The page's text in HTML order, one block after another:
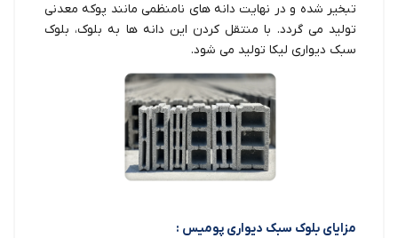
تبخیر شده و در نهایت دانه های نامنظمی مانند پوکه معدنی
تولید می گردد. با منتقل کردن این دانه ها به بلوک، بلوک
سبک دیواری لیکا تولید می شود.
مزایای بلوک سبک دیواری پومیس :